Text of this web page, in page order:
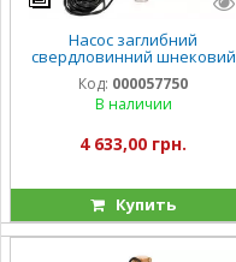
Насос заглибний
свердловинний шнековий
Vitals aqua 2DS 0523-0,5r
Код: 000057750
В наличии
4 633,00 грн.
Купить